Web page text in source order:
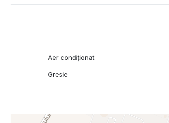
Aer condiționat
Gresie